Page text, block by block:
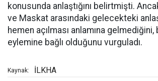
konusunda anlaştığını belirtmişti.
ve Maskat arasındaki gelecekteki
hemen açılması anlamına gelmediğini,
eylemine bağlı olduğunu vurguladı.
Kaynak: İLKHA